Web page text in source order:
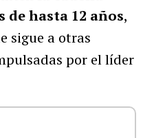
de hasta 12 años,
sigue a otras
por el líder